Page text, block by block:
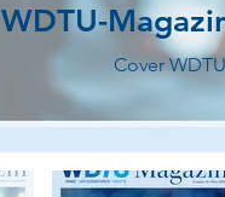
WDTU-
Cover